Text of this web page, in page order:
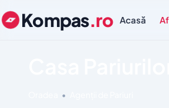
Kompas.ro Acasă
•